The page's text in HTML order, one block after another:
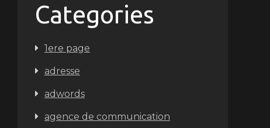
Categories
1ere page
adresse
adwords
agence de communication